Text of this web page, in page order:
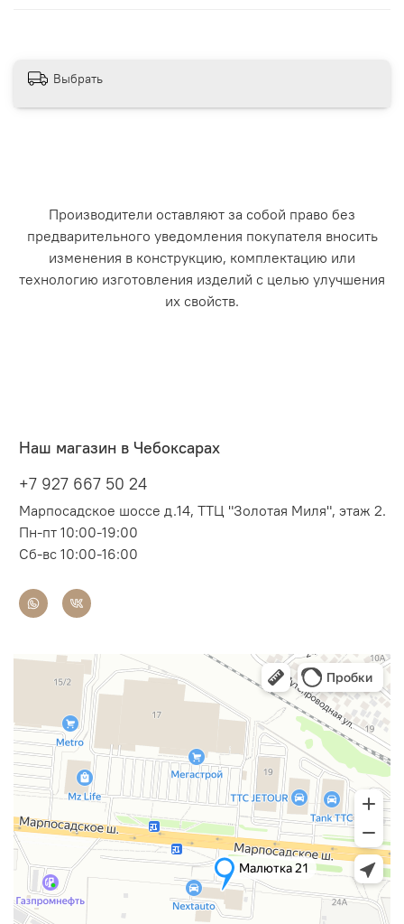
Выбрать
Производители оставляют за собой право без
предварительного уведомления покупателя вносить
изменения в конструкцию, комплектацию или
технологию изготовления изделий с целью улучшения
их свойств.
Наш магазин в Чебоксарах
+7 927 667 50 24
Марпосадское шоссе д.14, ТТЦ "Золотая Миля", этаж 2.
Пн-пт 10:00-19:00
Сб-вс 10:00-16:00